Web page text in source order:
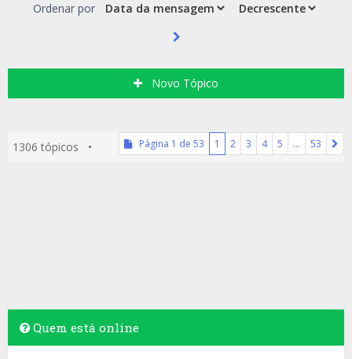
Ordenar por
Novo Tópico
1306 tópicos • Página 1 de 53 1 2 3 4 5 … 53
Quem está online